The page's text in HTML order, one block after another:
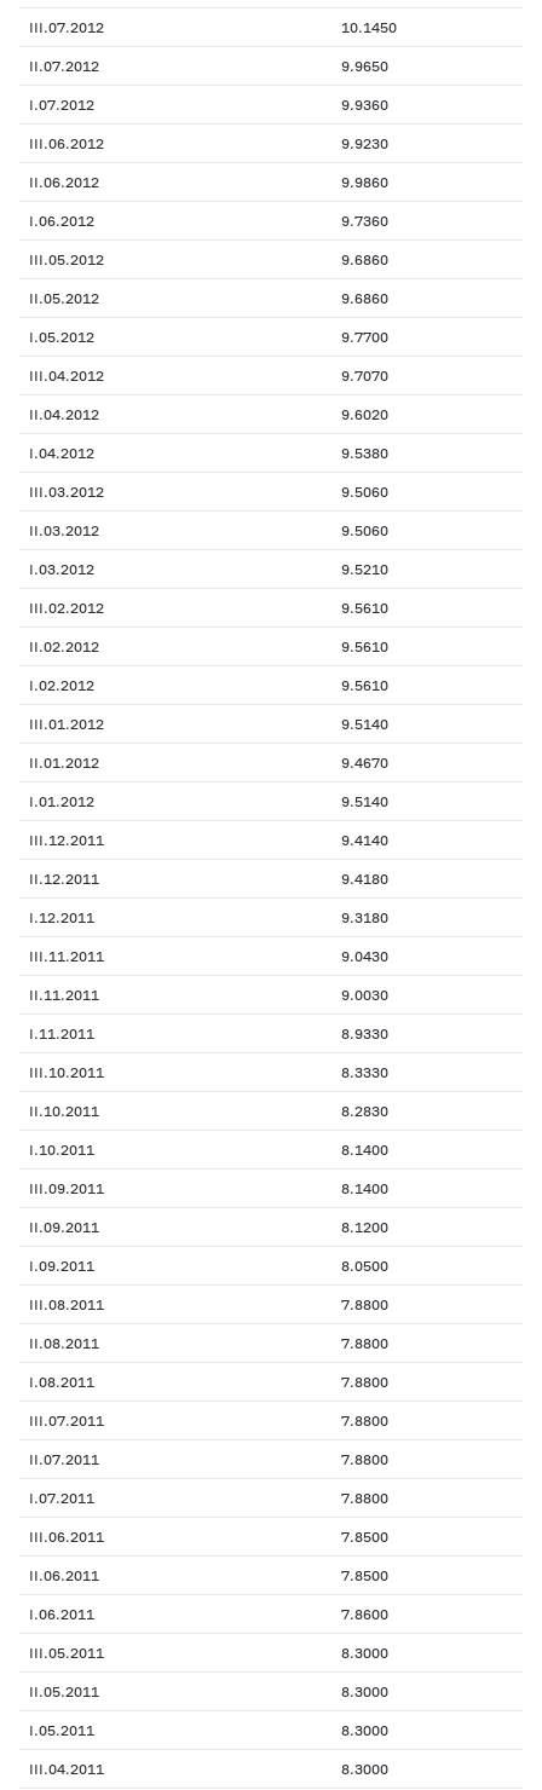
III.07.2012 10.1450
II.07.2012 9.9650
I.07.2012 9.9360
III.06.2012 9.9230
II.06.2012 9.9860
I.06.2012 9.7360
III.05.2012 9.6860
II.05.2012 9.6860
I.05.2012 9.7700
III.04.2012 9.7070
II.04.2012 9.6020
I.04.2012 9.5380
III.03.2012 9.5060
II.03.2012 9.5060
I.03.2012 9.5210
III.02.2012 9.5610
II.02.2012 9.5610
I.02.2012 9.5610
III.01.2012 9.5140
II.01.2012 9.4670
I.01.2012 9.5140
III.12.2011 9.4140
II.12.2011 9.4180
I.12.2011 9.3180
III.11.2011 9.0430
II.11.2011 9.0030
I.11.2011 8.9330
III.10.2011 8.3330
II.10.2011 8.2830
I.10.2011 8.1400
III.09.2011 8.1400
II.09.2011 8.1200
I.09.2011 8.0500
III.08.2011 7.8800
II.08.2011 7.8800
I.08.2011 7.8800
III.07.2011 7.8800
II.07.2011 7.8800
I.07.2011 7.8800
III.06.2011 7.8500
II.06.2011 7.8500
I.06.2011 7.8600
III.05.2011 8.3000
II.05.2011 8.3000
I.05.2011 8.3000
III.04.2011 8.3000